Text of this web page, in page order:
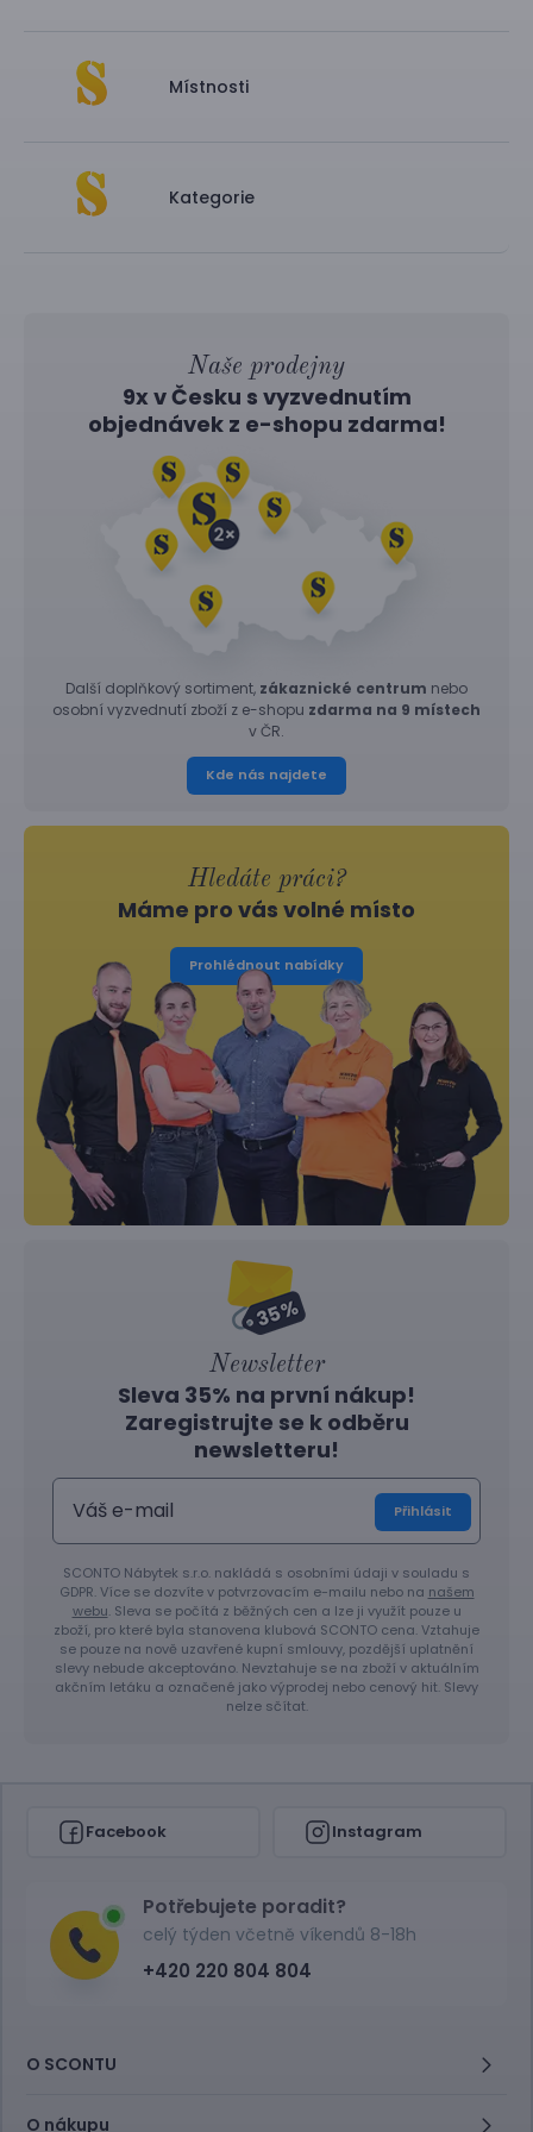
Místnosti
Kategorie
Naše prodejny
9x v Česku s vyzvednutím
objednávek z e-shopu zdarma!
Další doplňkový sortiment, zákaznické centrum nebo
osobní vyzvednutí zboží z e-shopu zdarma na 9 místech
v ČR.
Kde nás najdete
Hledáte práci?
Máme pro vás volné místo
Prohlédnout nabídky
Newsletter
Sleva 35% na první nákup!
Zaregistrujte se k odběru
newsletteru!
Přihlásit
SCONTO Nábytek s.r.o. nakládá s osobními údaji v souladu s
GDPR. Více se dozvíte v potvrzovacím e-mailu nebo na našem
webu. Sleva se počítá z běžných cen a lze ji využít pouze u
zboží, pro které byla stanovena klubová SCONTO cena. Vztahuje
se pouze na nově uzavřené kupní smlouvy, pozdější uplatnění
slevy nebude akceptováno. Nevztahuje se na zboží v aktuálním
akčním letáku a označené jako výprodej nebo cenový hit. Slevy
nelze sčítat.
Facebook Instagram
Potřebujete poradit?
celý týden včetně víkendů 8-18h
+420 220 804 804
O SCONTU
O nákupu